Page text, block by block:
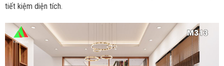
tiết kiệm diện tích.